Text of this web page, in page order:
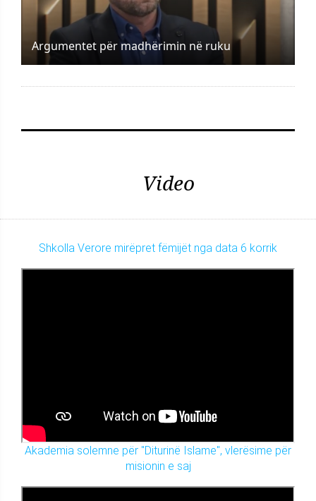
Argumentet për madhërimin në ruku
Video
Shkolla Verore mirëpret fëmijët nga data 6 korrik
Akademia solemne për "Diturinë Islame", vlerësime për
misionin e saj